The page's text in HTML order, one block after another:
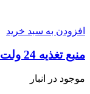
افزودن به سبد خرید
منبع تغذیه 24 ولت 1 آمپر مین ول مدل MDR-20-24
موجود در انبار